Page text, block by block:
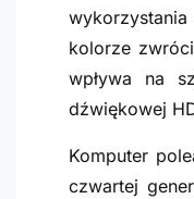
kolorze
wpływa na
dźwiękowej
Komputer
czwartej